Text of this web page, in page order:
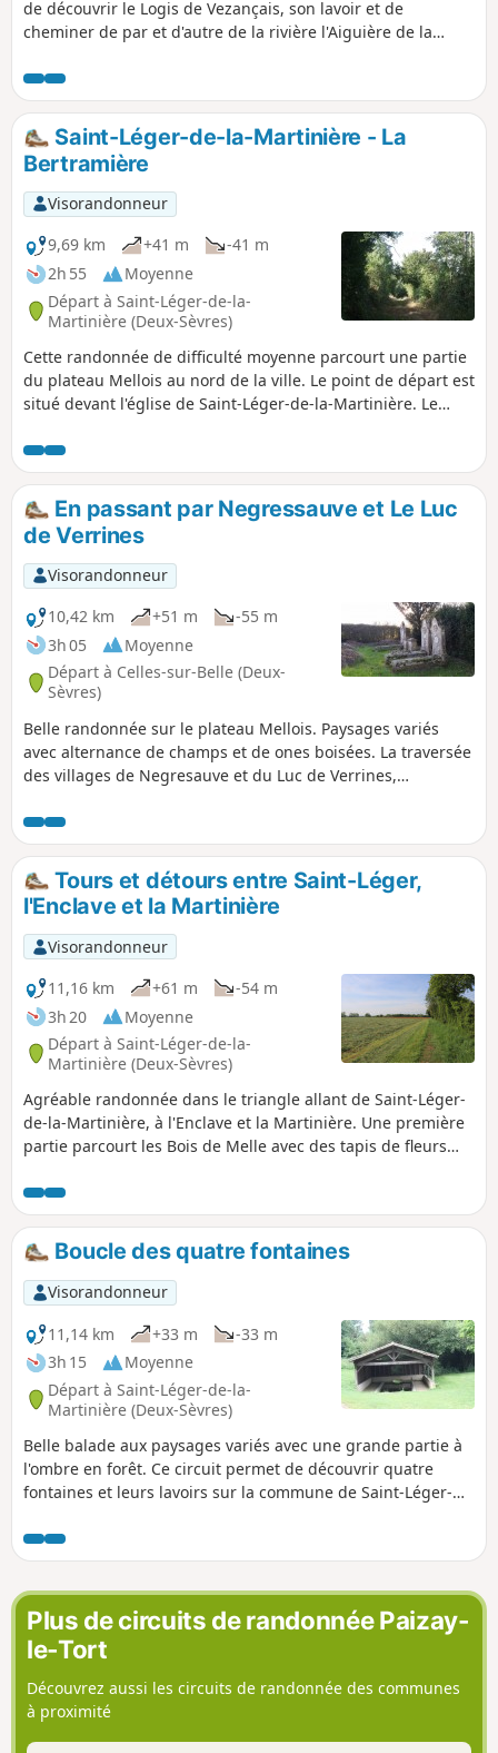
de découvrir le Logis de Vezançais, son lavoir et de
cheminer de par et d'autre de la rivière l'Aiguière de la
déroule sur de bons chemins, ce qui permet d'en faire une
balade familiale.
Saint-Léger-de-la-Martinière - La
Bertramière
Visorandonneur
9,69 km
+41 m
-41 m
2h 55
Moyenne
Départ à Saint-Léger-de-la-
Martinière (Deux-Sèvres)
Cette randonnée de difficulté moyenne parcourt une partie
du plateau Mellois au nord de la ville. Le point de départ est
situé devant l'église de Saint-Léger-de-la-Martinière. Le
avec des parcours en forêts. L'essentiel du parcours est sur
des chemins de bonne qualité, seules quelques liaisons
sont sur route, notamment les traversées de Saint-Léger-
de-la-Martinière et de la Bertramière.
En passant par Negressauve et Le Luc
de Verrines
Visorandonneur
10,42 km
+51 m
-55 m
3h 05
Moyenne
Départ à Celles-sur-Belle (Deux-
Sèvres)
Belle randonnée sur le plateau Mellois. Paysages variés
avec alternance de champs et de ones boisées. La traversée
des villages de Negresauve et du Luc de Verrines,
traditionnel.
Tours et détours entre Saint-Léger,
l'Enclave et la Martinière
Visorandonneur
11,16 km
+61 m
-54 m
3h 20
Moyenne
Départ à Saint-Léger-de-la-
Martinière (Deux-Sèvres)
Agréable randonnée dans le triangle allant de Saint-Léger-
de-la-Martinière, à l'Enclave et la Martinière. Une première
partie parcourt les Bois de Melle avec des tapis de fleurs
chemins d'exploitation entre des parcelles variés offrant
une belle découverte de la nature à la porte même de
Melle.Boucle des quatre fontaines
Visorandonneur
11,14 km
+33 m
-33 m
3h 15
Moyenne
Départ à Saint-Léger-de-la-
Martinière (Deux-Sèvres)
Belle balade aux paysages variés avec une grande partie à
l'ombre en forêt. Ce circuit permet de découvrir quatre
fontaines et leurs lavoirs sur la commune de Saint-Léger-
Mareuil.
Plus de circuits de randonnée Paizay-
le-Tort
Découvrez aussi les circuits de randonnée des communes
à proximité